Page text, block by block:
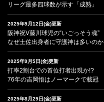
リーグ最多四球数が示す「成熟」
2025年9月12日(金)更新
阪神祝V藤川球児の“いごっそう魂”
なぜ土佐出身者に守護神は多いのか
2025年9月5日(金)更新
打率2割台での首位打者出現か!?
76年の吉岡悟はノーマークで載冠
2025年8月29日(金)更新